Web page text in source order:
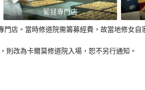
葡撻專門店
店。當時修道院需籌募經費，故當地修女
則改為卡爾莫修道院入場，恕不另行通知。